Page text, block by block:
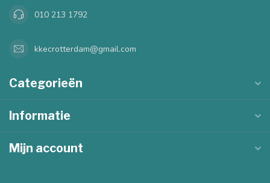
010 213 1792
kkecrotterdam@gmail.com
Categorieën
Informatie
Mijn account